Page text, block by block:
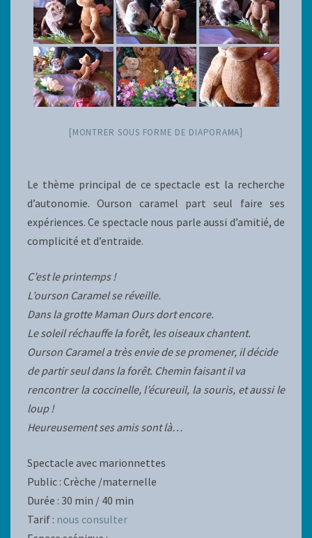
[MONTRER SOUS FORME DE DIAPORAMA]
Le thème principal de ce spectacle est la recherche
d’autonomie. Ourson caramel part seul faire ses
expériences. Ce spectacle nous parle aussi d’amitié, de
complicité et d’entraide.
C’est le printemps !
L’ourson Caramel se réveille.
Dans la grotte Maman Ours dort encore.
Le soleil réchauffe la forêt, les oiseaux chantent.
Ourson Caramel a très envie de se promener, il décide
de partir seul dans la forêt. Chemin faisant il va
rencontrer la coccinelle, l’écureuil, la souris, et aussi le
loup !
Heureusement ses amis sont là…
Spectacle avec marionnettes
Public : Crèche /maternelle
Durée : 30 min / 40 min
Tarif : nous consulter